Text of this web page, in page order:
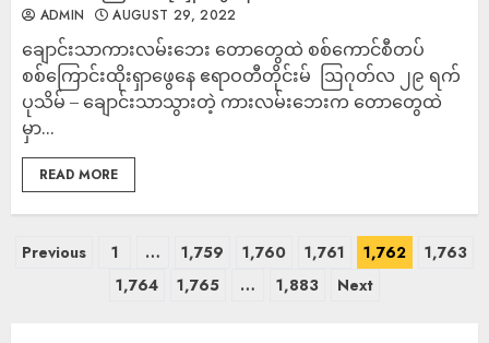
ADMIN AUGUST 29, 2022
ချောင်းသာကားလမ်းဘေး တောတွေထဲ စစ်ကောင်စီတပ်
စစ်ကြောင်းထိုးရှာဖွေနေ ဧရာဝတီတိုင်းမ် ​ ဩဂုတ်လ ၂၉ ရက်
ပုသိမ် – ချောင်းသာသွားတဲ့ ကားလမ်းဘေးက တောတွေထဲ
မှာ...
READ MORE
Previous 1 … 1,759 1,760 1,761 1,762
1,763
1,764
1,765 … 1,883 Next